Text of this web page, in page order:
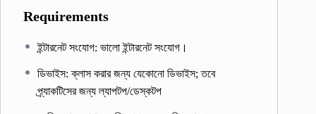
Requirements
ইন্টারনেট সংযোগ: ভালো ইন্টারনেট সংযোগ।
ডিভাইস: ক্লাস করার জন্য যেকোনো ডিভাইস; তবে
প্র্যাকটিসের জন্য ল্যাপটপ/ডেস্কটপ